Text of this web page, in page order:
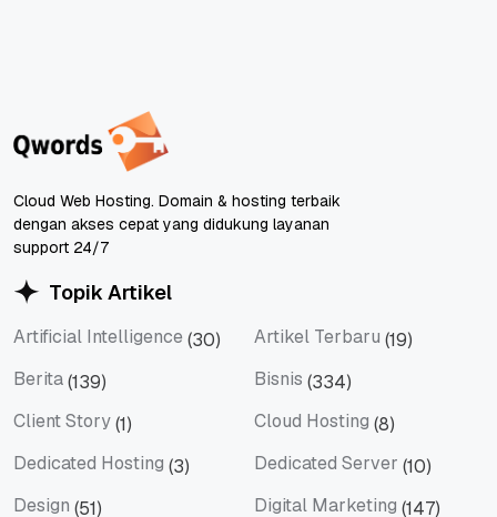
Cloud Web Hosting. Domain & hosting terbaik
dengan akses cepat yang didukung layanan
support 24/7
Topik Artikel
Artificial Intelligence (30) Artikel Terbaru (19)
Berita(139) Bisnis (334)
Client Story(1) Cloud Hosting (8)
Dedicated Hosting (3) Dedicated Server (10)
Design (51) Digital Marketing (147)